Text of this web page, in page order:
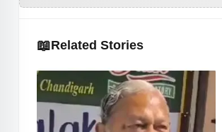
📖Related Stories